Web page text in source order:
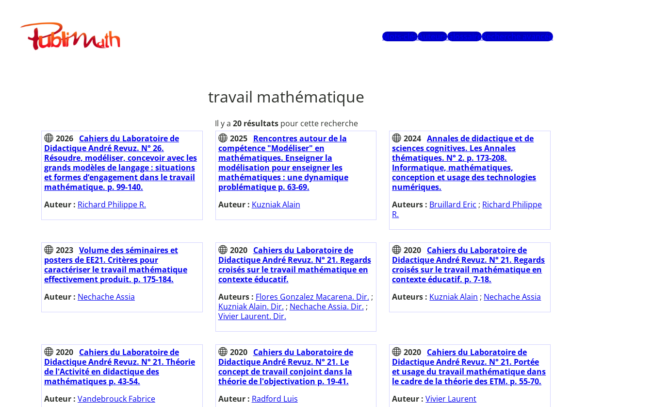
contenuPublimath
Mots-clésAuteursGlossaireRecherche avancée
travail mathématique
Il y a 20 résultatspour cette recherche
2026 Cahiers du Laboratoire de
Didactique André Revuz. N° 26.
Résoudre, modéliser, concevoir avec les
grands modèles de langage : situations
et formes d’engagement dans le travail
mathématique. p. 99-140.
Auteur : Richard Philippe R.
2025
Rencontres autour de la
compétence "Modéliser" en
mathématiques. Enseigner la
modélisation pour enseigner les
mathématiques : une dynamique
problématique p. 63-69.
Auteur : Kuzniak Alain
2024 Annales de didactique et de
sciences cognitives. Les Annales
thématiques. N° 2. p. 173-208.
Informatique, mathématiques,
conception et usage des technologies
numériques.
Auteurs : Bruillard Eric ; Richard Philippe
R.
2023 Volume des séminaires et
posters de EE21. Critères pour
caractériser le travail mathématique
effectivement produit. p. 175-184.
Auteur : Nechache Assia
2020
Cahiers du Laboratoire de
Didactique André Revuz. N° 21. Regards
croisés sur le travail mathématique en
contexte éducatif.
Auteurs : Flores Gonzalez Macarena. Dir. ;
Kuzniak Alain. Dir. ; Nechache Assia. Dir. ;
Vivier Laurent. Dir.
2020 Cahiers du Laboratoire de
Didactique André Revuz. N° 21. Regards
croisés sur le travail mathématique en
contexte éducatif. p. 7-18.
Auteurs : Kuzniak Alain ; Nechache Assia
2020 Cahiers du Laboratoire de
Didactique André Revuz. N° 21. Théorie
de l'Activité en didactique des
mathématiques p. 43-54.
Auteur : Vandebrouck Fabrice
2020
Cahiers du Laboratoire de
Didactique André Revuz. N° 21. Le
concept de travail conjoint dans la
théorie de l'objectivation p. 19-41.
Auteur : Radford Luis
2020 Cahiers du Laboratoire de
Didactique André Revuz. N° 21. Portée
et usage du travail mathématique dans
le cadre de la théorie des ETM. p. 55-70.
Auteur :Vivier Laurent